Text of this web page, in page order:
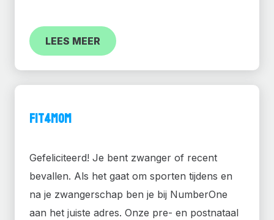
LEES MEER
Fit4Mom
Gefeliciteerd! Je bent zwanger of recent
bevallen. Als het gaat om sporten tijdens en
na je zwangerschap ben je bij NumberOne
aan het juiste adres. Onze pre- en postnataal